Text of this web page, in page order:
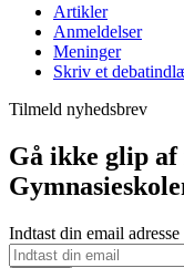
Artikler
Anmeldelser
Meninger
Skriv et
Tilmeld nyhedsbrev
Gå ikke glip
Indtast din email adresse